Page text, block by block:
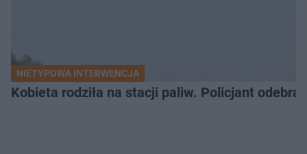
NIETYPOWA INTERWENCJA
Kobieta rodziła na stacji paliw. Policjant